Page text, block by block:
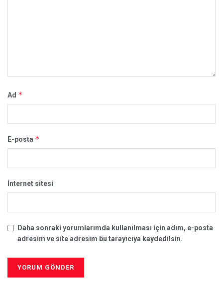
Ad *
E-posta *
İnternet sitesi
Daha sonraki yorumlarımda kullanılması için adım, e-posta
adresim ve site adresim bu tarayıcıya kaydedilsin.